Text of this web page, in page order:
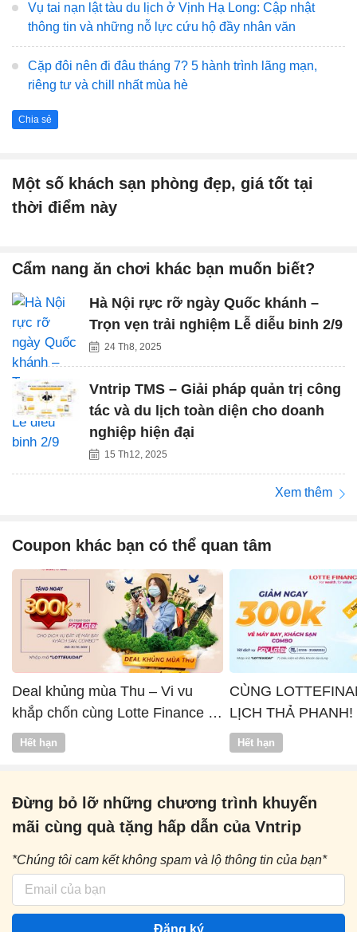
Vụ tai nạn lật tàu du lịch ở Vịnh Hạ Long: Cập nhật
thông tin và những nỗ lực cứu hộ đầy nhân văn
Cặp đôi nên đi đâu tháng 7? 5 hành trình lãng mạn,
riêng tư và chill nhất mùa hè
Chia sẻ
Một số khách sạn phòng đẹp, giá tốt tại
thời điểm này
Cẩm nang ăn chơi khác bạn muốn biết?
Hà Nội rực rỡ ngày Quốc khánh –
Trọn vẹn trải nghiệm Lễ diễu binh 2/9
24 Th8, 2025
Vntrip TMS – Giải pháp quản trị công
tác và du lịch toàn diện cho doanh
nghiệp hiện đại
15 Th12, 2025
Xem thêm
Coupon khác bạn có thể quan tâm
Deal khủng mùa Thu – Vi vu
khắp chốn cùng Lotte Finance x
Vntrip
Hết hạn
CÙNG
LỊCH THẢ PHANH!
Hết hạn
Đừng bỏ lỡ những chương trình khuyến
mãi cùng quà tặng hấp dẫn của Vntrip
*Chúng tôi cam kết không spam và lộ thông tin của bạn*
Đăng ký